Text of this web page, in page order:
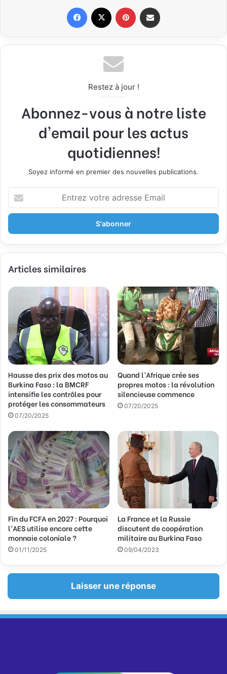
Restez à jour !
Abonnez-vous à notre liste
d'email pour les actus
quotidiennes!
Soyez informé en premier des nouvelles publications.
t
e
z
o
r
s
s
e
E
m
a
i
Articles similaires
Hausse des prix des motos au
Burkina Faso : la BMCRF
intensifie les contrôles pour
protéger les consommateurs
07/20/2025
Quand l’Afrique crée ses
propres motos : la révolution
silencieuse commence
07/20/2025
Fin du FCFA en 2027 : Pourquoi
l’AES utilise encore cette
monnaie coloniale ?
01/11/2025
La France et la Russie
discutent de coopération
militaire au Burkina Faso
09/04/2023
Laisser une réponse